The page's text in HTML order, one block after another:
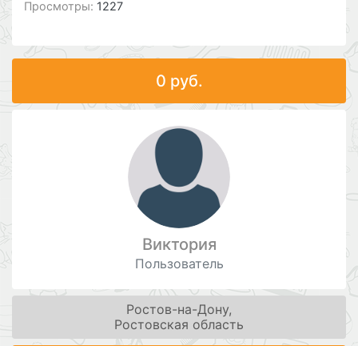
Просмотры: 1227
0 руб.
Виктория
Пользователь
Ростов-на-Дону,
Ростовская область